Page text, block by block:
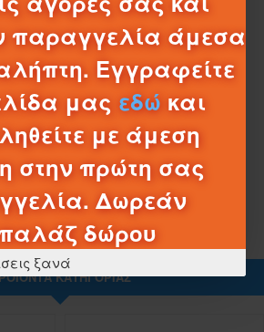
παραγγελία άμεσα
Εγγραφείτε
μας εδώ και
με άμεση
στην πρώτη σας
Δωρεάν
δώρου
ξανά
ΦΙΓΟΥΡΕΣ ΣΕΤ ΔΙΑΣΩΣΗΣ
ΚΑΤΗΓΟΡΊΑΣ